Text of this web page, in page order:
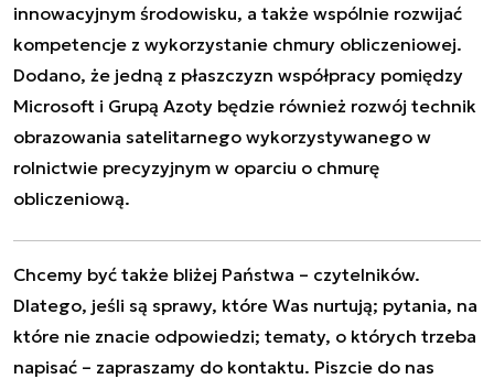
innowacyjnym środowisku, a także wspólnie rozwijać
kompetencje z wykorzystanie chmury obliczeniowej.
Dodano, że jedną z płaszczyzn współpracy pomiędzy
Microsoft i Grupą Azoty będzie również rozwój technik
obrazowania satelitarnego wykorzystywanego w
rolnictwie precyzyjnym w oparciu o chmurę
obliczeniową.
Chcemy być także bliżej Państwa – czytelników.
Dlatego, jeśli są sprawy, które Was nurtują; pytania, na
które nie znacie odpowiedzi; tematy, o których trzeba
napisać – zapraszamy do kontaktu. Piszcie do nas